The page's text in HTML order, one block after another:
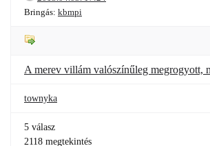
Bringás: kbmpi
A merev villám valószínűleg megrogyott,
townyka
5 válasz
2118 megtekintés